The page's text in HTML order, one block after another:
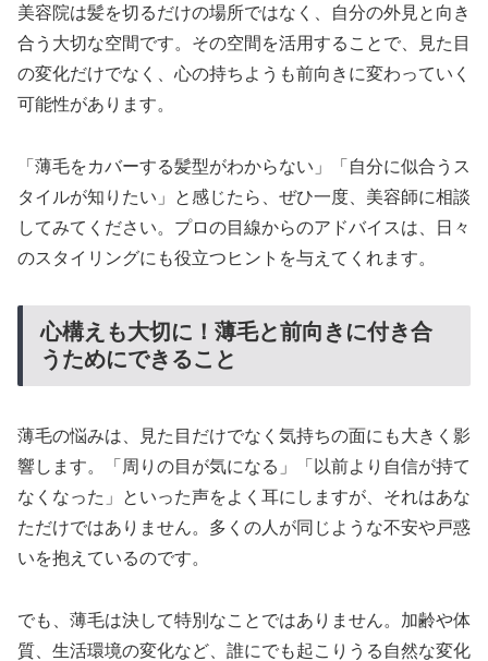
美容院は髪を切るだけの場所ではなく、自分の外見と向き
合う大切な空間です。その空間を活用することで、見た目
の変化だけでなく、心の持ちようも前向きに変わっていく
可能性があります。
「薄毛をカバーする髪型がわからない」「自分に似合うス
タイルが知りたい」と感じたら、ぜひ一度、美容師に相談
してみてください。プロの目線からのアドバイスは、日々
のスタイリングにも役立つヒントを与えてくれます。
心構えも大切に！薄毛と前向きに付き合
うためにできること
薄毛の悩みは、見た目だけでなく気持ちの面にも大きく影
響します。「周りの目が気になる」「以前より自信が持て
なくなった」といった声をよく耳にしますが、それはあな
ただけではありません。多くの人が同じような不安や戸惑
いを抱えているのです。
でも、薄毛は決して特別なことではありません。加齢や体
質、生活環境の変化など、誰にでも起こりうる自然な変化